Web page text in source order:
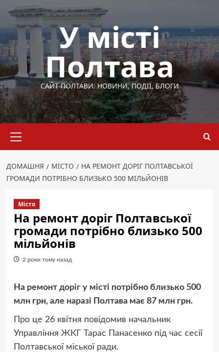
Перейти
вмісту
У місті
Полтава
САЙТ ПОЛТАВИ: НОВИНИ, ПОДІЇ, БЛОГИ
меню
ДОМАШНЯ МІСТО
НА РЕМОНТ ДОРІГ ПОЛТАВСЬКОЇ
ГРОМАДИ ПОТРІБНО БЛИЗЬКО 500 МІЛЬЙОНІВ
Місто
На ремонт доріг Полтавської
громади потрібно близько 500
мільйонів
2 роки тому назад
На ремонт доріг у місті потрібно близько 500
млн грн, але наразі Полтава має 87 млн грн.
Про це 26 квітня повідомив начальник
Управління ЖКГ Тарас Панасенко під час сесії
Полтавської міської ради.